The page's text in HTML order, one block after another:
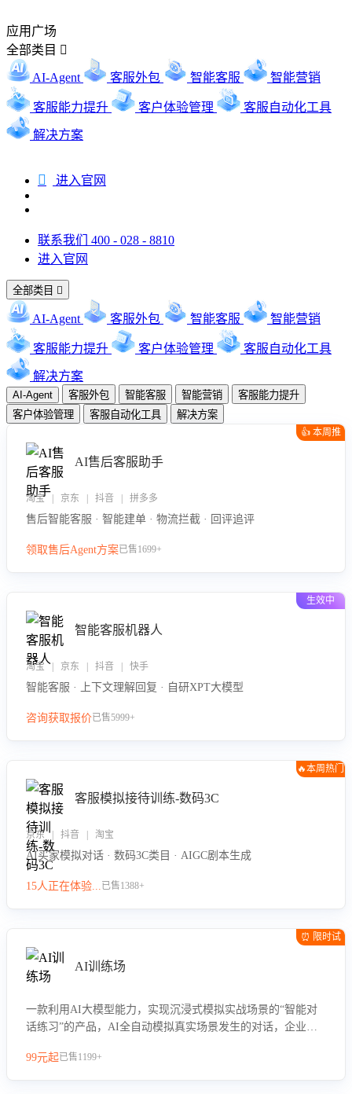
应用广场
全部类目 
AI-Agent 客服外包 智能客服 智能营销
客服能力提升 客户体验管理 客服自动化工具
解决方案
 进入官网
联系我们 400 - 028 - 8810
进入官网
全部类目 
AI-Agent 客服外包 智能客服 智能营销
客服能力提升 客户体验管理 客服自动化工具
解决方案
AI-Agent 客服外包 智能客服 智能营销
客服能力提升
客户体验管理
客服自动化工具 解决方案
👍 本周推
AI售后客服助手
淘宝 | 京东 | 抖音 | 拼多多
售后智能客服 · 智能建单 · 物流拦截 · 回评追评
领取售后Agent方案已售1699+
生效中
智能客服机器人
淘宝 | 京东 | 抖音 | 快手
智能客服 · 上下文理解回复 · 自研XPT大模型
咨询获取报价已售5999+
🔥本周热门
客服模拟接待训练-数码3C
京东 | 抖音 | 淘宝
AI买家模拟对话 · 数码3C类目 · AIGC剧本生成
15人正在体验...已售1388+
⏰ 限时试
AI训练场
一款利用AI大模型能力，实现沉浸式模拟实战场景的“智能对
话练习”的产品，AI全自动模拟真实场景发生的对话，企业可
力。
99元起已售1199+